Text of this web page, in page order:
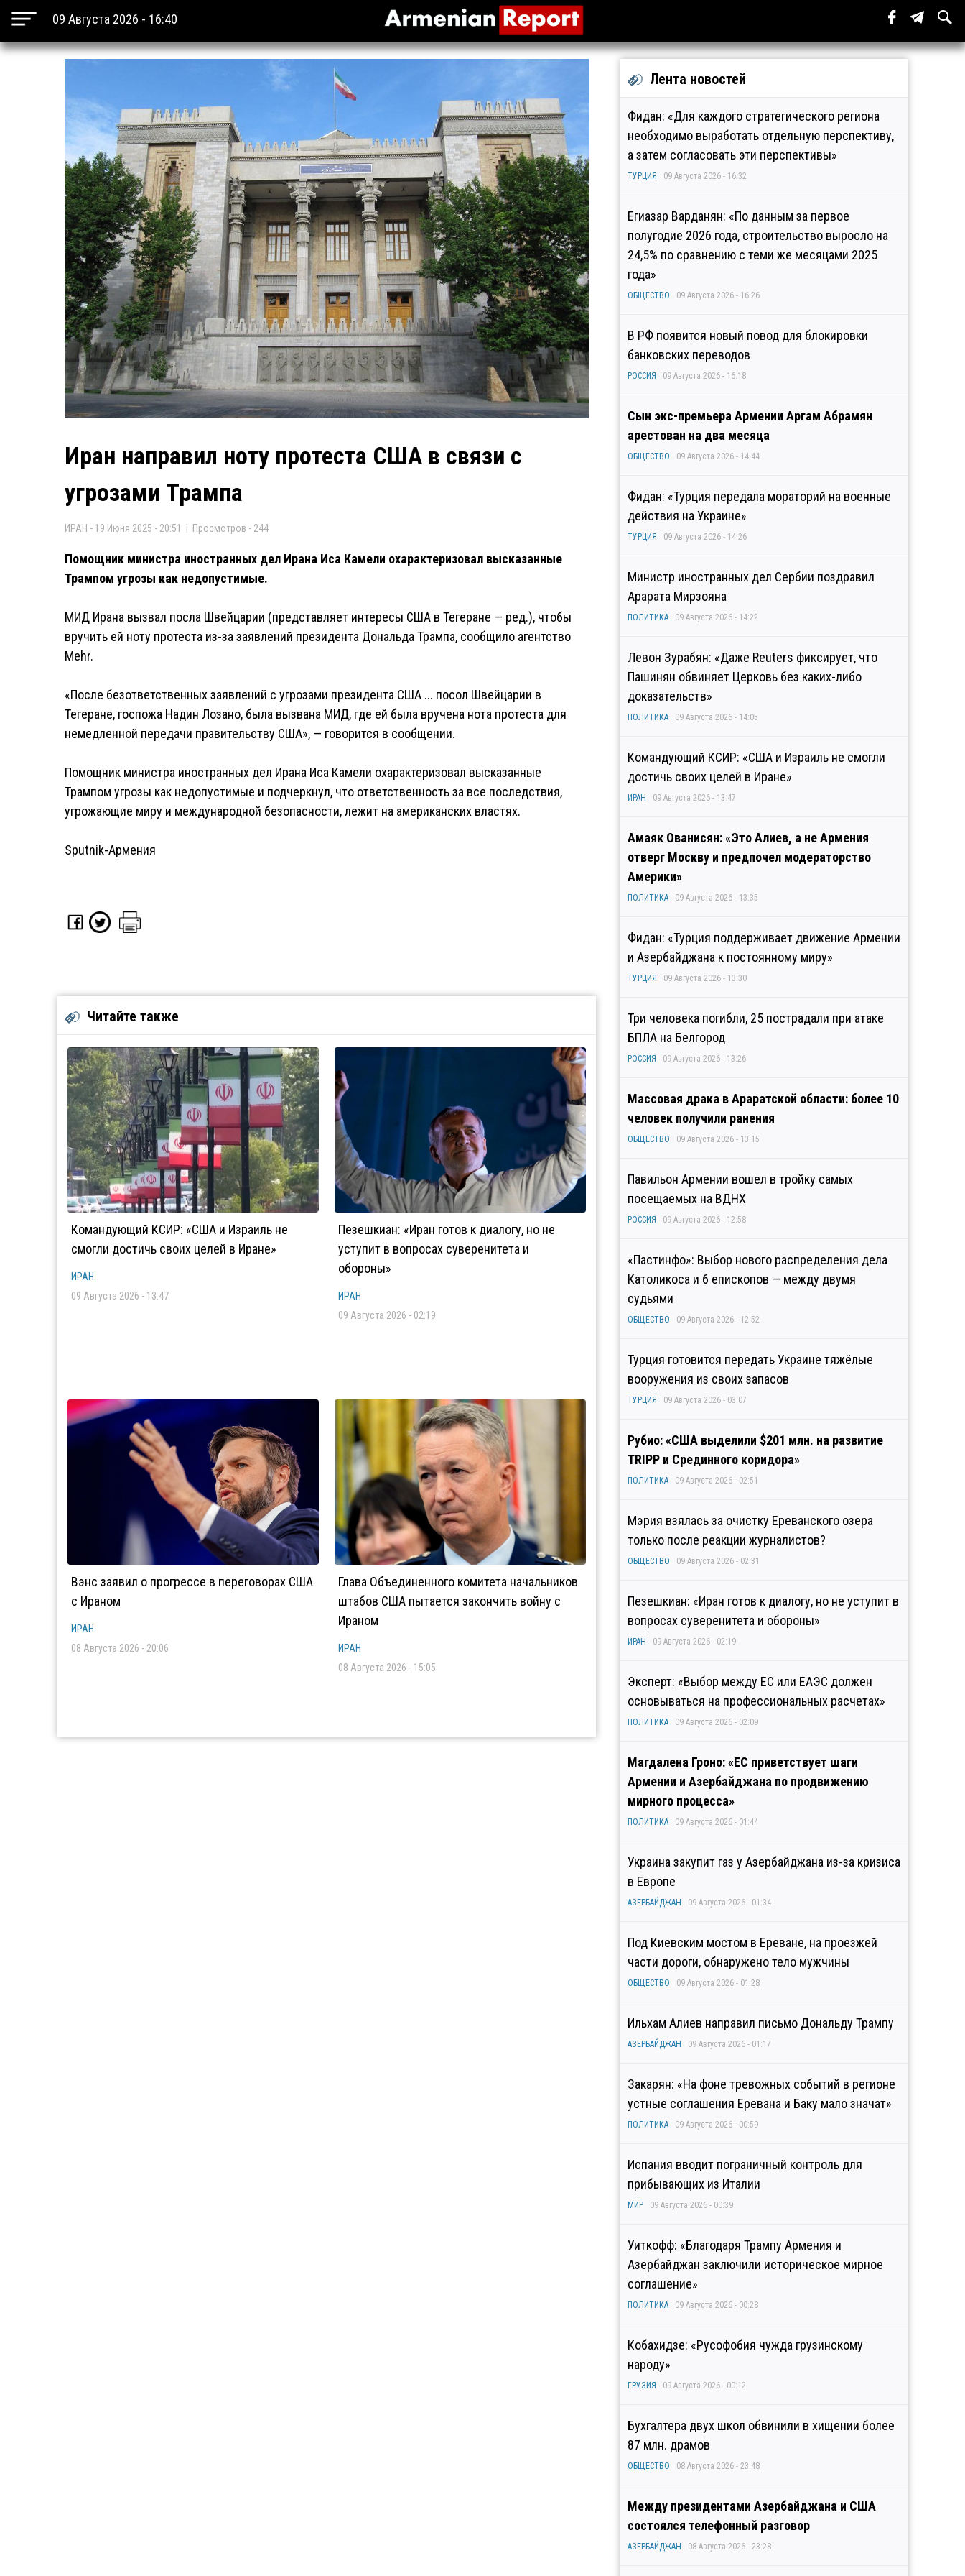
09 Августа 2026 - 16:40
Иран направил ноту протеста США в связи с
угрозами Трампа
ИРАН - 19 Июня 2025 - 20:51 | Просмотров - 244
Помощник министра иностранных дел Ирана Иса Камели охарактеризовал высказанные
Трампом угрозы как недопустимые.
МИД Ирана вызвал посла Швейцарии (представляет интересы США в Тегеране — ред.), чтобы
вручить ей ноту протеста из-за заявлений президента Дональда Трампа, сообщило агентство
Mehr.
«После безответственных заявлений с угрозами президента США ... посол Швейцарии в
Тегеране, госпожа Надин Лозано, была вызвана МИД, где ей была вручена нота протеста для
немедленной передачи правительству США», — говорится в сообщении.
Помощник министра иностранных дел Ирана Иса Камели охарактеризовал высказанные
Трампом угрозы как недопустимые и подчеркнул, что ответственность за все последствия,
угрожающие миру и международной безопасности, лежит на американских властях.
Sputnik-Армения
Читайте также
Командующий КСИР: «США и Израиль не
смогли достичь своих целей в Иране»
ИРАН
09 Августа 2026 - 13:47
Пезешкиан: «Иран готов к диалогу, но не
уступит в вопросах суверенитета и
обороны»
ИРАН
09 Августа 2026 - 02:19
Вэнс заявил о прогрессе в переговорах США
с Ираном
ИРАН
08 Августа 2026 - 20:06
Глава Объединенного комитета начальников
штабов США пытается закончить войну с
Ираном
ИРАН
08 Августа 2026 - 15:05
Лента новостей
Фидан: «Для каждого стратегического региона
необходимо выработать отдельную перспективу,
а затем согласовать эти перспективы»
ТУРЦИЯ 09 Августа 2026 - 16:32
Егиазар Варданян: «По данным за первое
полугодие 2026 года, строительство выросло на
24,5% по сравнению с теми же месяцами 2025
года»
ОБЩЕСТВО 09 Августа 2026 - 16:26
В РФ появится новый повод для блокировки
банковских переводов
РОССИЯ 09 Августа 2026 - 16:18
Сын экс-премьера Армении Аргам Абрамян
арестован на два месяца
ОБЩЕСТВО 09 Августа 2026 - 14:44
Фидан: «Турция передала мораторий на военные
действия на Украине»
ТУРЦИЯ 09 Августа 2026 - 14:26
Министр иностранных дел Сербии поздравил
Арарата Мирзояна
ПОЛИТИКА 09 Августа 2026 - 14:22
Левон Зурабян: «Даже Reuters фиксирует, что
Пашинян обвиняет Церковь без каких-либо
доказательств»
ПОЛИТИКА 09 Августа 2026 - 14:05
Командующий КСИР: «США и Израиль не смогли
достичь своих целей в Иране»
ИРАН 09 Августа 2026 - 13:47
Амаяк Ованисян: «Это Алиев, а не Армения
отверг Москву и предпочел модераторство
Америки»
ПОЛИТИКА 09 Августа 2026 - 13:35
Фидан: «Турция поддерживает движение Армении
и Азербайджана к постоянному миру»
ТУРЦИЯ 09 Августа 2026 - 13:30
Три человека погибли, 25 пострадали при атаке
БПЛА на Белгород
РОССИЯ 09 Августа 2026 - 13:26
Массовая драка в Араратской области: более 10
человек получили ранения
ОБЩЕСТВО 09 Августа 2026 - 13:15
Павильон Армении вошел в тройку самых
посещаемых на ВДНХ
РОССИЯ 09 Августа 2026 - 12:58
«Пастинфо»: Выбор нового распределения дела
Католикоса и 6 епископов — между двумя
судьями
ОБЩЕСТВО 09 Августа 2026 - 12:52
Турция готовится передать Украине тяжёлые
вооружения из своих запасов
ТУРЦИЯ 09 Августа 2026 - 03:07
Рубио: «США выделили $201 млн. на развитие
TRIPP и Срединного коридора»
ПОЛИТИКА 09 Августа 2026 - 02:51
Мэрия взялась за очистку Ереванского озера
только после реакции журналистов?
ОБЩЕСТВО 09 Августа 2026 - 02:31
Пезешкиан: «Иран готов к диалогу, но не уступит в
вопросах суверенитета и обороны»
ИРАН 09 Августа 2026 - 02:19
Эксперт: «Выбор между ЕС или ЕАЭС должен
основываться на профессиональных расчетах»
ПОЛИТИКА 09 Августа 2026 - 02:09
Магдалена Гроно: «ЕС приветствует шаги
Армении и Азербайджана по продвижению
мирного процесса»
ПОЛИТИКА 09 Августа 2026 - 01:44
Украина закупит газ у Азербайджана из-за кризиса
в Европе
АЗЕРБАЙДЖАН 09 Августа 2026 - 01:34
Под Киевским мостом в Ереване, на проезжей
части дороги, обнаружено тело мужчины
ОБЩЕСТВО 09 Августа 2026 - 01:28
Ильхам Алиев направил письмо Дональду Трампу
АЗЕРБАЙДЖАН 09 Августа 2026 - 01:17
Закарян: «На фоне тревожных событий в регионе
устные соглашения Еревана и Баку мало значат»
ПОЛИТИКА 09 Августа 2026 - 00:59
Испания вводит пограничный контроль для
прибывающих из Италии
МИР 09 Августа 2026 - 00:39
Уиткофф: «Благодаря Трампу Армения и
Азербайджан заключили историческое мирное
соглашение»
ПОЛИТИКА 09 Августа 2026 - 00:28
Кобахидзе: «Русофобия чужда грузинскому
народу»
ГРУЗИЯ 09 Августа 2026 - 00:12
Бухгалтера двух школ обвинили в хищении более
87 млн. драмов
ОБЩЕСТВО 08 Августа 2026 - 23:48
Между президентами Азербайджана и США
состоялся телефонный разговор
АЗЕРБАЙДЖАН 08 Августа 2026 - 23:28